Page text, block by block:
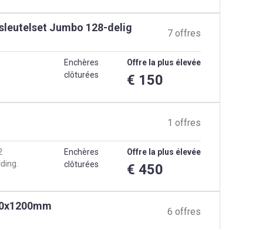
Jumbo 128-delig 7 offres
Enchères
clôturées
Offre la plus élevée
€ 150
1 offres
Enchères
clôturées
Offre la plus élevée
€ 450
6 offres